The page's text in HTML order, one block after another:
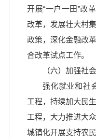
开展“一户一田”改
改革，发展壮大村
政策，深化金融改
合改革试点工作。
（六）加强社
强化就业和社
工程，持续加大民
工程，大力推进大
城镇化开展支持农